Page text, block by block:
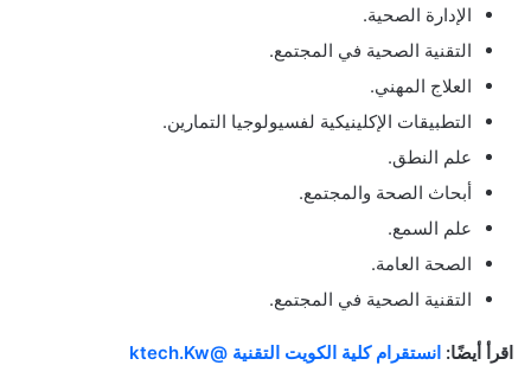
الإدارة الصحية.
التقنية الصحية في المجتمع.
العلاج المهني.
التطبيقات الإكلينيكية لفسيولوجيا التمارين.
علم النطق.
أبحاث الصحة والمجتمع.
علم السمع.
الصحة العامة.
التقنية الصحية في المجتمع.
اقرأ أيضًا: انستقرام كلية الكويت التقنية @ktech.Kw